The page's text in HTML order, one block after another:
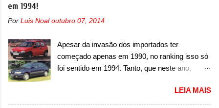
em 1994!
Por Luis Noal outubro 07, 2014
Apesar da invasão dos importados ter
começado apenas em 1990, no ranking isso só
foi sentido em 1994. Tanto, que neste ano,
começar pelo Chevrolet Corsa, o mais
destacado deles no ranking que perdurou no
LEIA MAIS